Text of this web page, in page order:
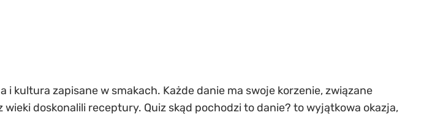
kultura zapisane w smakach. Każde danie ma swoje korzenie, związane
doskonalili receptury. Quiz skąd pochodzi to danie? to wyjątkowa okazja,